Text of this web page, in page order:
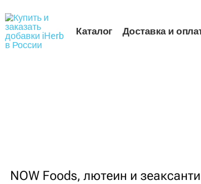
содержимому
Каталог Доставка и
NOW Foods, лютеин и